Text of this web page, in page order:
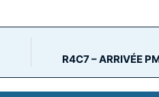
R4C7 – ARRIVÉE